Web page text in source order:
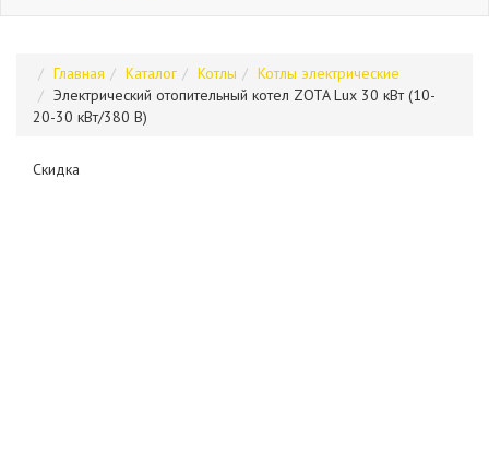
Главная Каталог Котлы
Котлы электрические
Электрический отопительный котел ZOTA Lux 30 кВт (10-
20-30 кВт/380 В)
Скидка